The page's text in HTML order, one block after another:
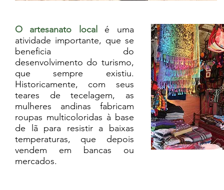
O artesanato local
é uma
atividade importante, que se
beneficia do
desenvolvimento do turismo,
que sempre existiu.
Historicamente, com seus
teares de tecelagem, as
mulheres andinas fabricam
roupas multicoloridas à base
de lã para resistir a baixas
temperaturas, que depois
vendem em bancas ou
mercados.